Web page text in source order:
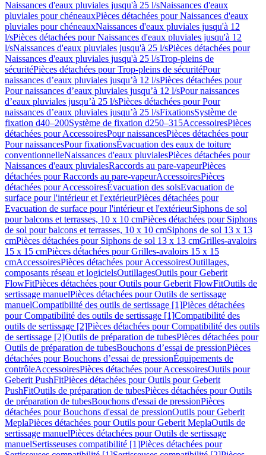
Naissances d'eaux pluviales jusqu'à 25 l/sNaissances d'eaux
pluviales pour chéneauxPièces détachées pour Naissances d'eaux
pluviales pour chéneauxNaissances d'eaux pluviales jusqu'à 12
l/sPièces détachées pour Naissances d'eaux pluviales jusqu'à 12
l/sNaissances d'eaux pluviales jusqu'à 25 l/sPièces détachées pour
Naissances d'eaux pluviales jusqu'à 25 l/sTrop-pleins de
sécuritéPièces détachées pour Trop-pleins de sécuritéPour
naissances d’eaux pluviales jusqu’à 12 l/sPièces détachées pour
Pour naissances d’eaux pluviales jusqu’à 12 l/sPour naissances
d’eaux pluviales jusqu’à 25 l/sPièces détachées pour Pour
naissances d’eaux pluviales jusqu’à 25 l/sFixationsSystème de
fixation d40–200Système de fixation d250–315AccessoiresPièces
détachées pour AccessoiresPour naissancesPièces détachées pour
Pour naissancesPour fixationsÉvacuation des eaux de toiture
conventionnelleNaissances d'eaux pluvialesPièces détachées pour
Naissances d'eaux pluvialesRaccords au pare-vapeurPièces
détachées pour Raccords au pare-vapeurAccessoiresPièces
détachées pour AccessoiresÉvacuation des solsEvacuation de
surface pour l'intérieur et l'extérieurPièces détachées pour
Evacuation de surface pour l'intérieur et l'extérieurSiphons de sol
pour balcons et terrasses, 10 x 10 cmPièces détachées pour Siphons
de sol pour balcons et terrasses, 10 x 10 cmSiphons de sol 13 x 13
cmPièces détachées pour Siphons de sol 13 x 13 cmGrilles-avaloirs
15 x 15 cmPièces détachées pour Grilles-avaloirs 15 x 15
cmAccessoiresPièces détachées pour AccessoiresOutillages,
composants réseau et logicielsOutillagesOutils pour Geberit
FlowFitPièces détachées pour Outils pour Geberit FlowFitOutils de
sertissage manuelPièces détachées pour Outils de sertissage
manuelCompatibilité des outils de sertissage [1]Pièces détachées
pour Compatibilité des outils de sertissage [1]Compatibilité des
outils de sertissage [2]Pièces détachées pour Compatibilité des outils
de sertissage [2]Outils de préparation de tubesPièces détachées pour
Outils de préparation de tubesBouchons d’essai de pressionPièces
détachées pour Bouchons d’essai de pressionÉquipements de
contrôleAccessoiresPièces détachées pour AccessoiresOutils pour
Geberit PushFitPièces détachées pour Outils pour Geberit
PushFitOutils de préparation de tubesPièces détachées pour Outils
de préparation de tubesBouchons d'essai de pressionPièces
détachées pour Bouchons d'essai de pressionOutils pour Geberit
MeplaPièces détachées pour Outils pour Geberit MeplaOutils de
sertissage manuelPièces détachées pour Outils de sertissage
manuelSertisseuses compatibilité [1]Pièces détachées pour